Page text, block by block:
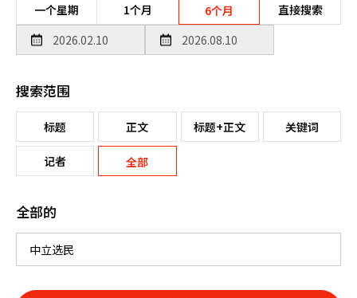
一个星期 1个月 6个月 直接搜索
搜索范围
标题 正文 标题+正文 关键词
记者 全部
全部的